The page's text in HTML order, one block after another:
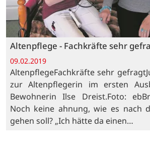
Altenpflege - Fachkräfte sehr
09.02.2019
AltenpflegeFachkräfte sehr
zur Altenpflegerin im ersten
Bewohnerin Ilse Dreist.Foto:
Noch keine ahnung, wie es nach
gehen soll? „Ich hätte da einen…